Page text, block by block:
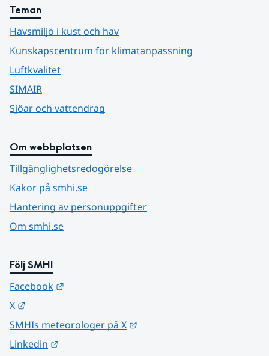
Teman
Havsmiljö i kust och hav
Kunskapscentrum för klimatanpassning
Luftkvalitet
SIMAIR
Sjöar och vattendrag
Om webbplatsen
Tillgänglighetsredogörelse
Kakor på smhi.se
Hantering av personuppgifter
Om smhi.se
Följ SMHI
Facebook
X
SMHIs meteorologer på X
Linkedin